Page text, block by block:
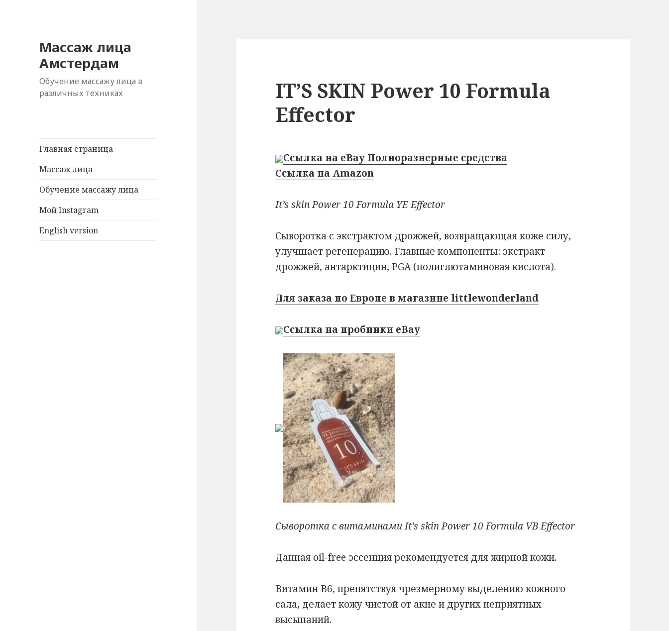
Массаж лица
Амстердам
Обучение массажу лица в
различных техниках
Главная страница
Массаж лица
Обучение массажу лица
Мой Instagram
English version
IT’S SKIN Power 10 Formula
Effector
Ссылка на eBay Полноразнерные средства
Ссылка на Amazon
It’s skin Power 10 Formula YE Effector
Сыворотка с экстрактом дрожжей, возвращающая коже силу,
улучшает регенерацию. Главные компоненты: экстракт
дрожжей, антарктицин, PGA (полиглютаминовая кислота).
Для заказа по Европе в магазине littlewonderland
Ссылка на пробники eBay
Сыворотка с витаминами It’s skin Power 10 Formula VB Effector
Данная oil-free эссенция рекомендуется для жирной кожи.
Витамин В6, препятствуя чрезмерному выделению кожного
сала, делает кожу чистой от акне и других неприятных
высыпаний.